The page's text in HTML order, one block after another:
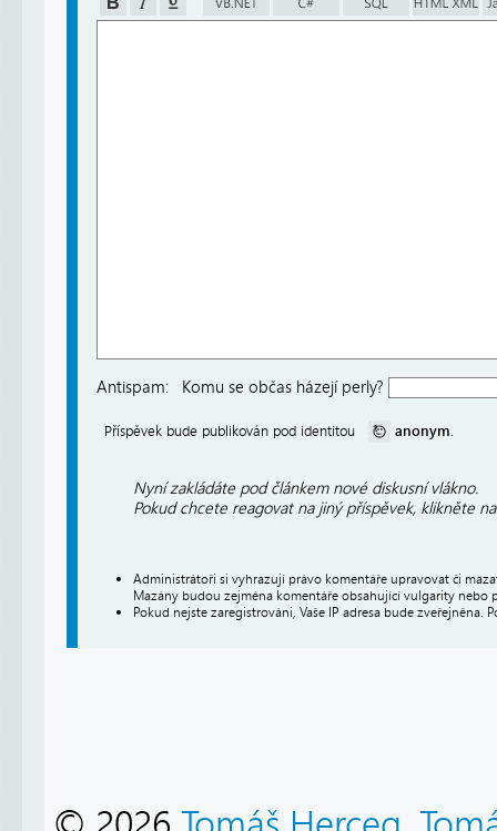
Antispam: Komu se občas házejí perly?
Příspěvek bude publikován pod identitou anonym.
Nyní zakládáte pod článkem nové diskusní vlákno.
Pokud chcete reagovat na jiný příspěvek, klikněte
Administrátoři si vyhrazují právo komentáře upravovat či
Mazány budou zejména komentáře obsahující vulgarity nebo
Pokud nejste zaregistrováni, Vaše IP adresa bude